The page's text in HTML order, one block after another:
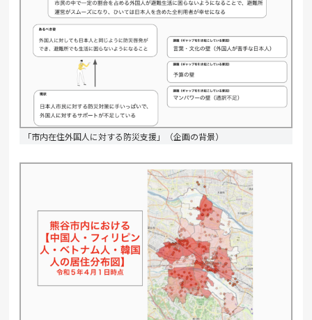
「市内在住外国人に対する防災支援」（企画の背景）